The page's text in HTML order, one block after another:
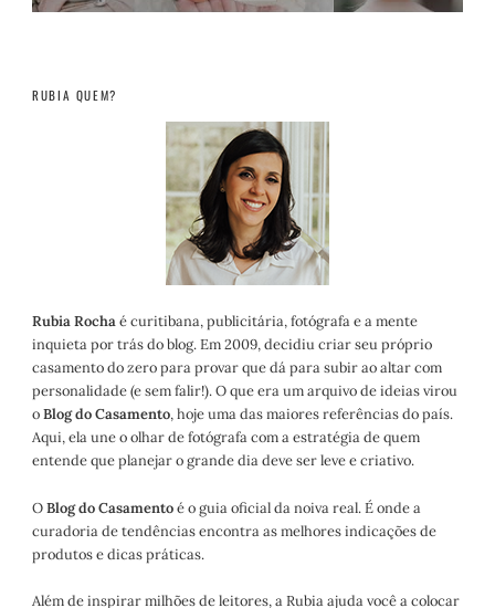
RUBIA QUEM?
Rubia Rochaé curitibana, publicitária, fotógrafa e a mente
inquieta por trás do blog. Em 2009, decidiu criar seu próprio
casamento do zero para provar que dá para subir ao altar com
personalidade (e sem falir!). O que era um arquivo de ideias virou
oBlog do Casamento, hoje uma das maiores referências do país.
Aqui, ela une o olhar de fotógrafa com a estratégia de quem
entende que planejar o grande dia deve ser leve e criativo.
OBlog do Casamentoé o guia oficial da noiva real. É onde a
curadoria de tendências encontra as melhores indicações de
produtos e dicas práticas.
Além de inspirar milhões de leitores, a Rubia ajuda você a colocar